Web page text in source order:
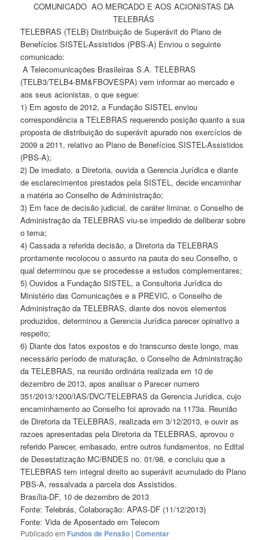
COMUNICADO AO MERCADO E AOS ACIONISTAS DA
TELEBRÁS
TELEBRAS (TELB) Distribuição de Superávit do Plano de
Benefícios SISTEL-Assistidos (PBS-A) Enviou o seguinte
comunicado:
A Telecomunicações Brasileiras S.A. TELEBRAS
(TELB3/TELB4-BM&FBOVESPA) vem informar ao mercado e
aos seus acionistas, o que segue:
1) Em agosto de 2012, a Fundação SISTEL enviou
correspondência a TELEBRAS requerendo posição quanto a sua
proposta de distribuição do superávit apurado nos exercícios de
2009 a 2011, relativo ao Plano de Benefícios SISTEL-Assistidos
(PBS-A);
2) De imediato, a Diretoria, ouvida a Gerencia Jurídica e diante
de esclarecimentos prestados pela SISTEL, decide encaminhar
a matéria ao Conselho de Administração;
3) Em face de decisão judicial, de caráter liminar, o Conselho de
Administração da TELEBRAS viu-se impedido de deliberar sobre
o tema;
4) Cassada a referida decisão, a Diretoria da TELEBRAS
prontamente recolocou o assunto na pauta do seu Conselho, o
qual determinou que se procedesse a estudos complementares;
5) Ouvidos a Fundação SISTEL, a Consultoria Jurídica do
Ministério das Comunicações e a PREVIC, o Conselho de
Administração da TELEBRAS, diante dos novos elementos
produzidos, determinou a Gerencia Jurídica parecer opinativo a
respeito;
6) Diante dos fatos expostos e do transcurso deste longo, mas
necessário período de maturação, o Conselho de Administração
da TELEBRAS, na reunião ordinária realizada em 10 de
dezembro de 2013, apos analisar o Parecer numero
351/2013/1200/IAS/DVC/TELEBRAS da Gerencia Jurídica, cujo
encaminhamento ao Conselho foi aprovado na 1173a. Reunião
de Diretoria da TELEBRAS, realizada em 3/12/2013, e ouvir as
razoes apresentadas pela Diretoria da TELEBRAS, aprovou o
referido Parecer, embasado, entre outros fundamentos, no Edital
de Desestatização MC/BNDES no. 01/98, e concluiu que a
TELEBRAS tem integral direito ao superávit acumulado do Plano
PBS-A, ressalvada a parcela dos Assistidos.
Brasília-DF, 10 de dezembro de 2013
Fonte: Telebrás, Colaboração: APAS-DF (11/12/2013)
Fonte: Vida de Aposentado em Telecom
Publicado em Fundos de Pensão |Comentar